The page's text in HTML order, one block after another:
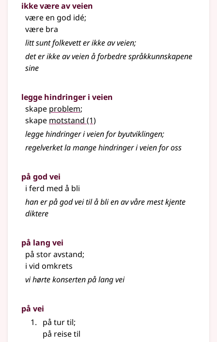
ikke være av veien
være en god idé;
være bra
litt sunt folkevett er ikke av veien;
det er ikke av veien å forbedre språkkunnskapene
sine
legge hindringer i veien
skape problem;
skape motstand (1)
legge hindringer i veien for byutviklingen;
regelverket la mange hindringer i veien for oss
på god vei
i ferd med å bli
han er på god vei til å bli en av våre mest kjente
diktere
på lang vei
på stor avstand;
i vid omkrets
vi hørte konserten på lang vei
på vei
på tur til;
på reise til